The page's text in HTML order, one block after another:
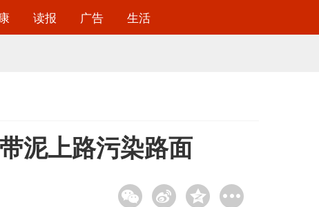
读报 广告 生活
泥上路污染路面